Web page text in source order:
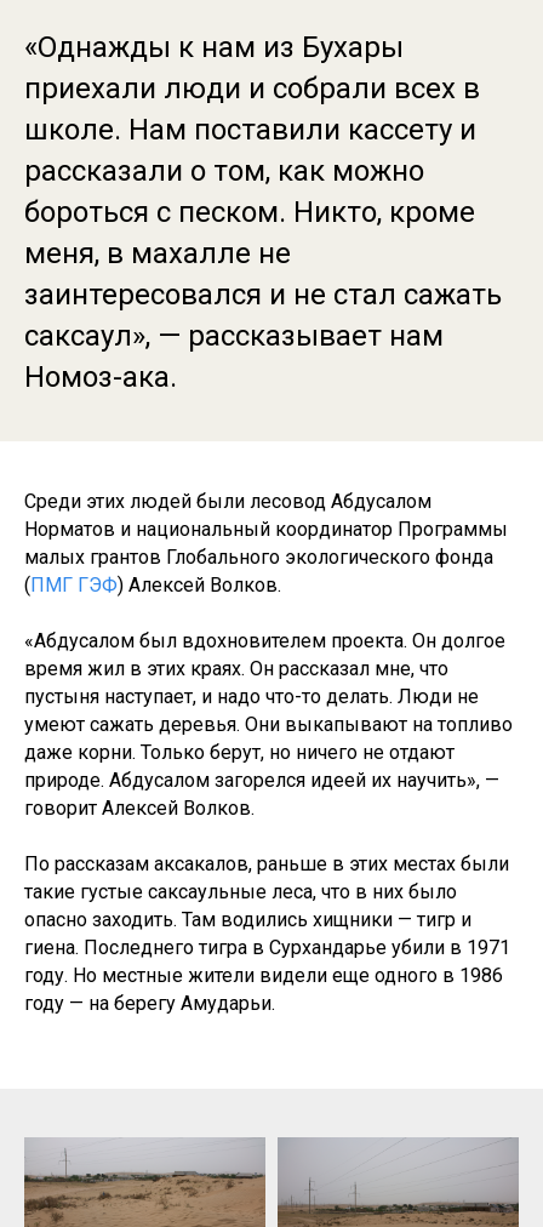
«Однажды к нам из Бухары
приехали люди и собрали всех в
школе. Нам поставили кассету и
рассказали о том, как можно
бороться с песком. Никто, кроме
меня, в махалле не
заинтересовался и не стал сажать
саксаул», — рассказывает нам
Номоз-ака.
Среди этих людей были лесовод Абдусалом
Норматов и национальный координатор Программы
малых грантов Глобального экологического фонда
(ПМГ ГЭФ) Алексей Волков.
«Абдусалом был вдохновителем проекта. Он долгое
время жил в этих краях. Он рассказал мне, что
пустыня наступает, и надо что-то делать. Люди не
умеют сажать деревья. Они выкапывают на топливо
даже корни. Только берут, но ничего не отдают
природе. Абдусалом загорелся идеей их научить», —
говорит Алексей Волков.
По рассказам аксакалов, раньше в этих местах были
такие густые саксаульные леса, что в них было
опасно заходить. Там водились хищники — тигр и
гиена. Последнего тигра в Сурхандарье убили в 1971
году. Но местные жители видели еще одного в 1986
году — на берегу Амударьи.